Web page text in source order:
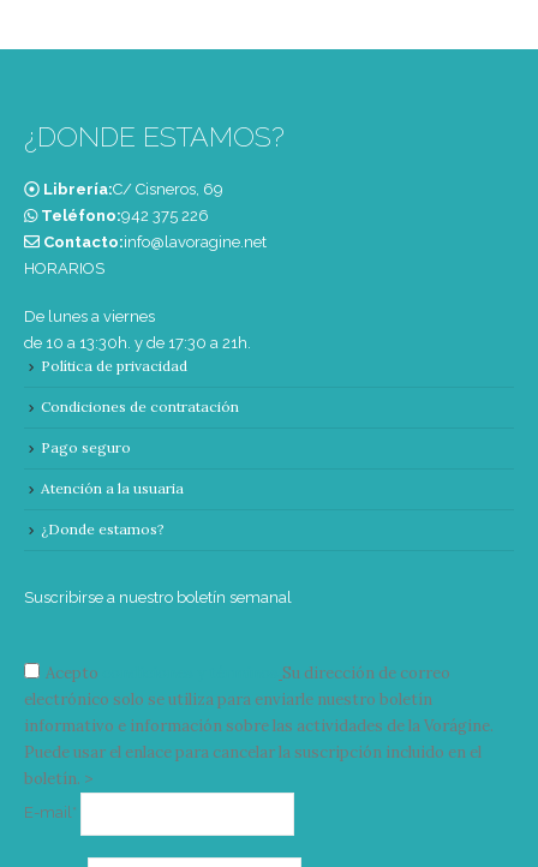
¿DONDE ESTAMOS?
Librería:C/ Cisneros, 69
Teléfono:‭942 375 226‬
Contacto:info@lavoragine.net
HORARIOS
De lunes a viernes
de 10 a 13:30h. y de 17:30 a 21h.
Política de privacidad
Condiciones de contratación
Pago seguro
Atención a la usuaria
¿Donde estamos?
Suscribirse a nuestro boletín semanal
Acepto
Su dirección de correo
electrónico solo se utiliza para enviarle nuestro boletín
informativo e información sobre las actividades de la Vorágine.
Puede usar el enlace para cancelar la suscripción incluido en el
boletín. >
E-mail*